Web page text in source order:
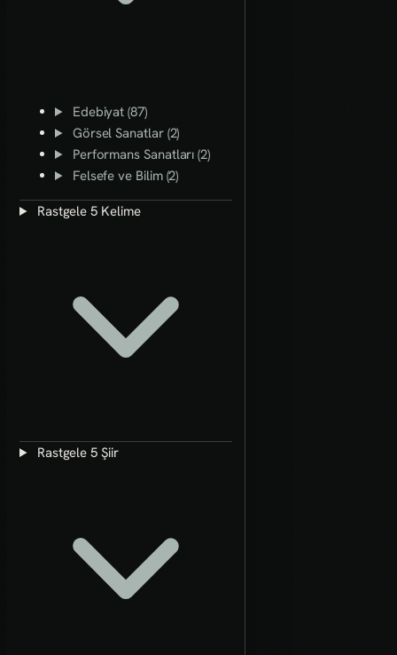
Edebiyat (87)
Görsel Sanatlar (2)
Performans Sanatları (2)
Felsefe ve Bilim (2)
Rastgele 5 Kelime
Rastgele 5 Şiir